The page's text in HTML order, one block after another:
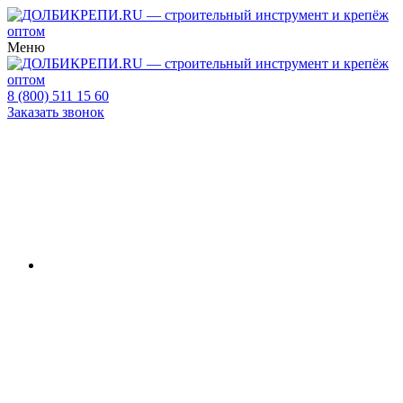
Меню
8 (800) 511 15 60
Заказать звонок